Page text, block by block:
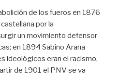
de los fueros en 1876
por la
un movimiento defensor
en 1894 Sabino Arana
ideológicos eran el racismo,
de 1901 el PNV se va